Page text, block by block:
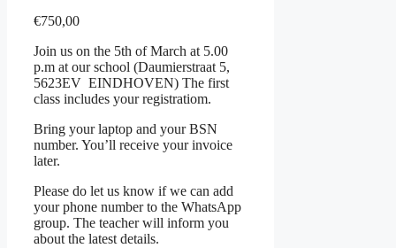
€750,00
Join us on the 5th of March at 5.00
p.m at our school (Daumierstraat 5,
5623EV EINDHOVEN) The first
class includes your registratiom.
Bring your laptop and your BSN
number. You’ll receive your invoice
later.
Please do let us know if we can add
your phone number to the WhatsApp
group. The teacher will inform you
about the latest details.